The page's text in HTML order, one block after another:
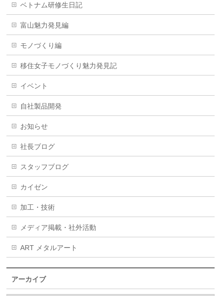
ベトナム研修生日記
富山魅力発見編
モノづくり編
移住女子モノづくり魅力発見記
イベント
自社製品開発
お知らせ
社長ブログ
スタッフブログ
カイゼン
加工・技術
メディア掲載・社外活動
ART メタルアート
アーカイブ